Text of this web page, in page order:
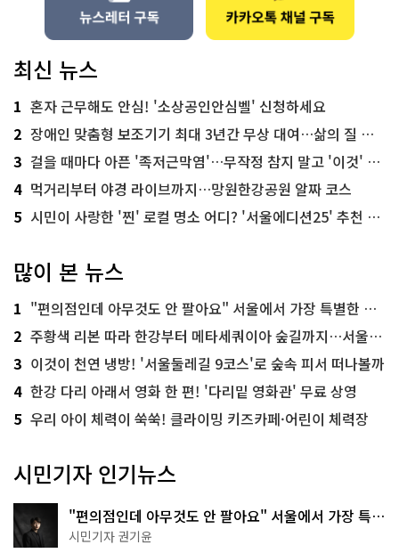
최신 뉴스
1 혼자 근무해도 안심! '소상공인안심벨' 신청하세요
2 장애인 맞춤형 보조기기 최대 3년간 무상 대여…삶의 질 높인다
3 걸을 때마다 아픈 '족저근막염'…무작정 참지 말고 '이것' 해보세요!
4 먹거리부터 야경 라이브까지…망원한강공원 알짜 코스
5 시민이 사랑한 '찐' 로컬 명소 어디? '서울에디션25' 추천 코스
많이 본 뉴스
1 "편의점인데 아무것도 안 팔아요" 서울에서 가장 특별한 편의점의 정체
2 주황색 리본 따라 한강부터 메타세쿼이아 숲길까지…서울둘레길 15코스
3 이것이 천연 냉방! '서울둘레길 9코스'로 숲속 피서 떠나볼까
4 한강 다리 아래서 영화 한 편! '다리밑 영화관' 무료 상영
5 우리 아이 체력이 쑥쑥! 클라이밍 키즈카페·어린이 체력장
시민기자 인기뉴스
"편의점인데 아무것도 안 팔아요" 서울에서 가장 특별
한 편의점의 정체
시민기자 권기윤